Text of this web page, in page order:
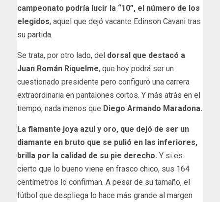
campeonato podría lucir la “10”, el número de los
elegidos, aquel que dejó vacante Edinson Cavani tras
su partida.
Se trata, por otro lado, del dorsal que destacó a
Juan Román Riquelme, que hoy podrá ser un
cuestionado presidente pero configuró una carrera
extraordinaria en pantalones cortos. Y más atrás en el
tiempo, nada menos que Diego Armando Maradona.
La flamante joya azul y oro, que dejó de ser un
diamante en bruto que se pulió en las inferiores,
brilla por la calidad de su pie derecho. Y si es
cierto que lo bueno viene en frasco chico, sus 164
centímetros lo confirman. A pesar de su tamaño, el
fútbol que despliega lo hace más grande al margen